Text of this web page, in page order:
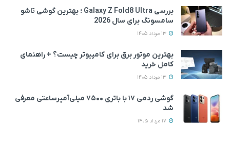
بررسی Galaxy Z Fold8 Ultra ؛ بهترین گوشی تاشو
سامسونگ برای سال 2026
بهترین موتور برق برای کامپیوتر چیست؟ + راهنمای
کامل خرید
گوشی ردمی ۱۷ با باتری ۷۵۰۰ میلی‌آمپرساعتی معرفی
شد